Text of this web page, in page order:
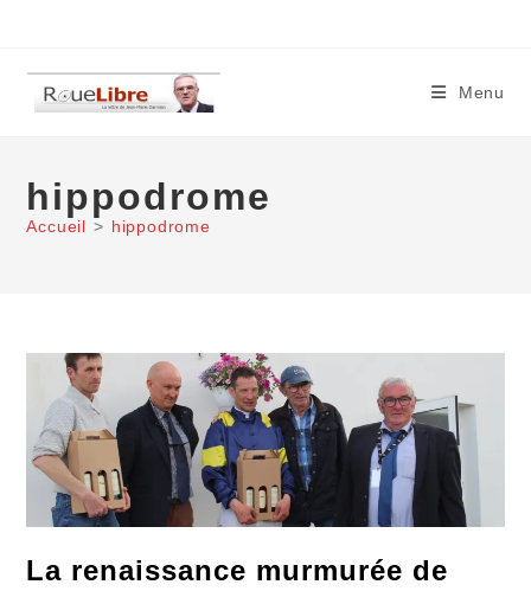
content
Menu
hippodrome
Accueil > hippodrome
La renaissance murmurée de